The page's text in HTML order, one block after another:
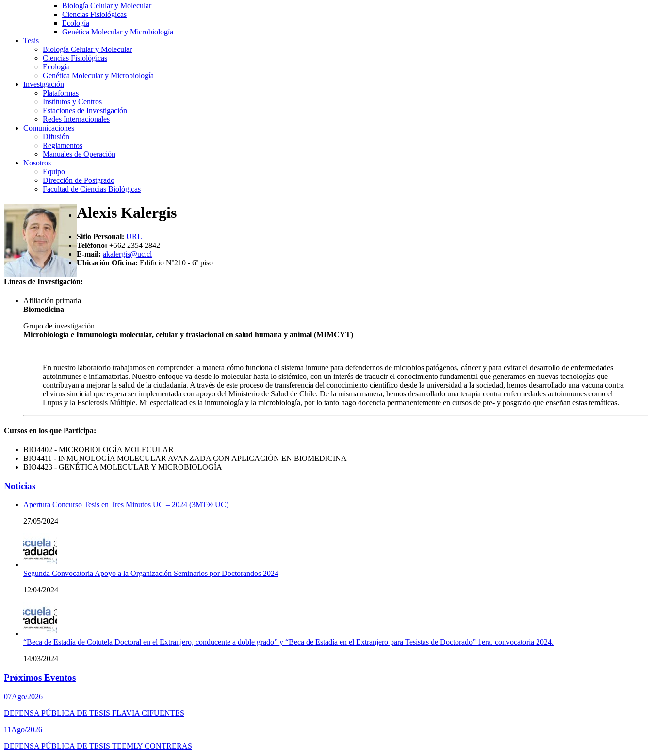
Biología Celular y Molecular
Ciencias Fisiológicas
Ecología
Genética Molecular y Microbiología
Tesis
Biología Celular y Molecular
Ciencias Fisiológicas
Ecología
Genética Molecular y Microbiología
Investigación
Plataformas
Institutos y Centros
Estaciones de Investigación
Redes Internacionales
Comunicaciones
Difusión
Reglamentos
Manuales de Operación
Nosotros
Equipo
Dirección de Postgrado
Facultad de Ciencias Biológicas
Alexis Kalergis
Sitio Personal: URL
Teléfono: +562 2354 2842
E-mail: akalergis@uc.cl
Ubicación Oficina: Edificio Nº210 - 6º piso
Líneas de Investigación:
Afiliación primaria
Biomedicina
Grupo de investigación
Microbiología e Inmunología molecular, celular y traslacional en salud humana y animal (MIMCYT)
En nuestro laboratorio trabajamos en comprender la manera cómo funciona el sistema inmune para defendernos de microbios patógenos, cáncer y para evitar el desarrollo de enfermedades
autoinmunes e inflamatorias. Nuestro enfoque va desde lo molecular hasta lo sistémico, con un interés de traducir el conocimiento fundamental que generamos en nuevas tecnologías que
contribuyan a mejorar la salud de la ciudadanía. A través de este proceso de transferencia del conocimiento científico desde la universidad a la sociedad, hemos desarrollado una vacuna contra
el virus sincicial que espera ser implementada con apoyo del Ministerio de Salud de Chile. De la misma manera, hemos desarrollado una terapia contra enfermedades autoinmunes como el
Lupus y la Esclerosis Múltiple. Mi especialidad es la inmunología y la microbiología, por lo tanto hago docencia permanentemente en cursos de pre- y posgrado que enseñan estas temáticas.
Cursos en los que Participa:
BIO4402 - MICROBIOLOGÍA MOLECULAR
BIO4411 - INMUNOLOGÍA MOLECULAR AVANZADA CON APLICACIÓN EN BIOMEDICINA
BIO4423 - GENÉTICA MOLECULAR Y MICROBIOLOGÍA
Noticias
Apertura Concurso Tesis en Tres Minutos UC – 2024 (3MT® UC)
27/05/2024
Segunda Convocatoria Apoyo a la Organización Seminarios por Doctorandos 2024
12/04/2024
“Beca de Estadía de Cotutela Doctoral en el Extranjero, conducente a doble grado” y “Beca de Estadía en el Extranjero para Tesistas de Doctorado” 1era. convocatoria 2024.
14/03/2024
Próximos Eventos
07Ago/2026
DEFENSA PÚBLICA DE TESIS FLAVIA CIFUENTES
11 Ago/2026
DEFENSA PÚBLICA DE TESIS TEEMLY CONTRERAS